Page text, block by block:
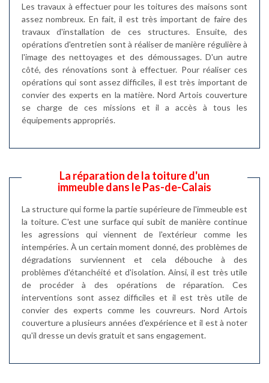
Les travaux à effectuer pour les toitures des maisons sont
assez nombreux. En fait, il est très important de faire des
travaux d'installation de ces structures. Ensuite, des
opérations d'entretien sont à réaliser de manière régulière à
l'image des nettoyages et des démoussages. D'un autre
côté, des rénovations sont à effectuer. Pour réaliser ces
opérations qui sont assez difficiles, il est très important de
convier des experts en la matière. Nord Artois couverture
se charge de ces missions et il a accès à tous les
équipements appropriés.
La réparation de la toiture d'un
immeuble dans le Pas-de-Calais
La structure qui forme la partie supérieure de l'immeuble est
la toiture. C'est une surface qui subit de manière continue
les agressions qui viennent de l'extérieur comme les
intempéries. À un certain moment donné, des problèmes de
dégradations surviennent et cela débouche à des
problèmes d'étanchéité et d'isolation. Ainsi, il est très utile
de procéder à des opérations de réparation. Ces
interventions sont assez difficiles et il est très utile de
convier des experts comme les couvreurs. Nord Artois
couverture a plusieurs années d'expérience et il est à noter
qu'il dresse un devis gratuit et sans engagement.